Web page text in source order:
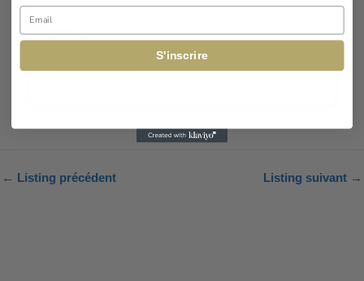
89100 Sens
Tél : 07.82.28.76.04
← Listing précédent Listing suivant →
Email
S'inscrire